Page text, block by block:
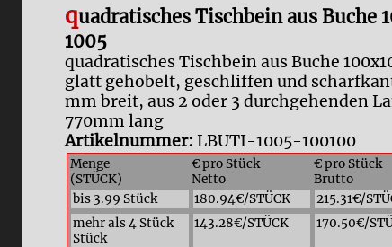
quadratisches Tischbein aus Buche
1005
quadratisches Tischbein aus Buche
glatt gehobelt, geschliffen und
mm breit, aus 2 oder 3 durchgehenden
770mm lang
Artikelnummer: LBUTI-1005-100100
Menge
(STÜCK)
€ pro Stück
Netto
€ pro Stück
Brutto
bis 3.99 Stück
180.94€/STÜCK
215.31€/
mehr als 4 Stück
Stück
143.28€/STÜCK 170.50€/